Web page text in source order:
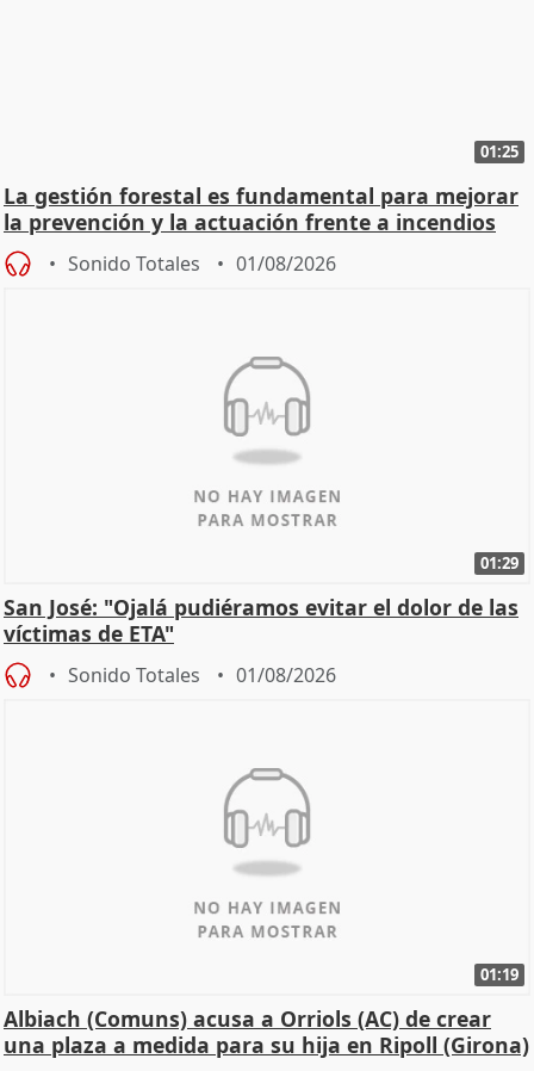
01:25
La gestión forestal es fundamental para mejorar
la prevención y la actuación frente a incendios
Sonido Totales 01/08/2026
01:29
San José: "Ojalá pudiéramos evitar el dolor de las
víctimas de ETA"
Sonido Totales 01/08/2026
01:19
Albiach (Comuns) acusa a Orriols (AC) de crear
una plaza a medida para su hija en Ripoll (Girona)